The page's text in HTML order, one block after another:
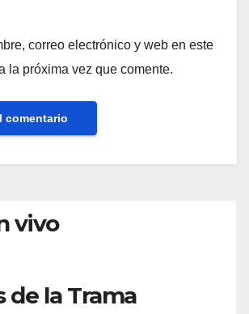
correo electrónico y web en este
la próxima vez que comente.
vivo
de la Trama